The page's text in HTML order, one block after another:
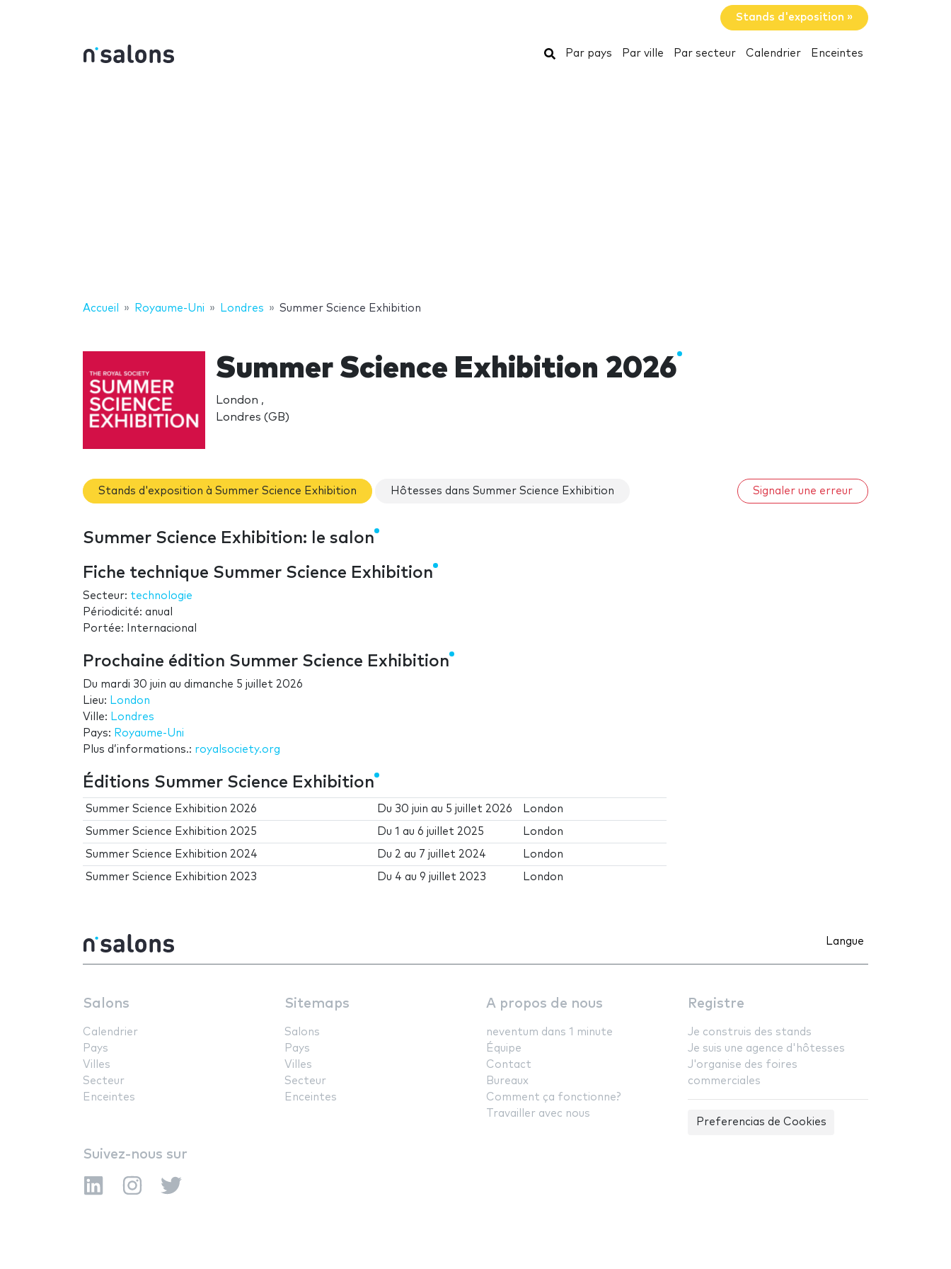
Stands d'exposition »
Rechercher
Par pays Par ville Par secteur Calendrier Enceintes
Accueil Royaume-Uni Londres Summer Science Exhibition
Summer Science Exhibition 2026
London ,
Londres (GB)
Stands d'exposition à Summer Science Exhibition Hôtesses dans Summer Science Exhibition Signaler une erreur
Summer Science Exhibition: le salon
Fiche technique Summer Science Exhibition
Secteur: technologie
Périodicité: anual
Portée: Internacional
Prochaine édition Summer Science Exhibition
Du mardi 30 juin au dimanche 5 juillet 2026
Lieu: London
Ville: Londres
Pays: Royaume-Uni
Plus d’informations.: royalsociety.org
Éditions Summer Science Exhibition
Summer Science Exhibition 2026 Du 30 juin au 5 juillet 2026 London
Summer Science Exhibition 2025 Du1 au6 juillet 2025 London
Summer Science Exhibition 2024 Du 2 au 7 juillet 2024 London
Summer Science Exhibition 2023 Du 4 au9 juillet 2023 London
Langue
Salons
Calendrier
Pays
Villes
Secteur
Enceintes
Sitemaps
Salons
Pays
Villes
Secteur
Enceintes
A propos de nous
neventum dans 1 minute
Équipe
Contact
Bureaux
Comment ça fonctionne?
Travailler avec nous
Registre
Je construis des stands
Je suis une agence d'hôtesses
J'organise des foires
commerciales
Preferencias de Cookies
Suivez-nous sur